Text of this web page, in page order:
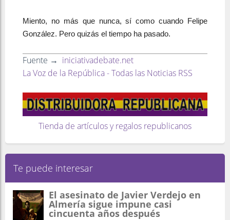
Miento, no más que nunca, sí como cuando Felipe
González. Pero quizás el tiempo ha pasado.
Fuente → iniciativadebate.net
La Voz de la República - Todas las Noticias RSS
Tienda de artículos y regalos republicanos
Te puede interesar
El asesinato de Javier Verdejo en
Almería sigue impune casi
cincuenta años después